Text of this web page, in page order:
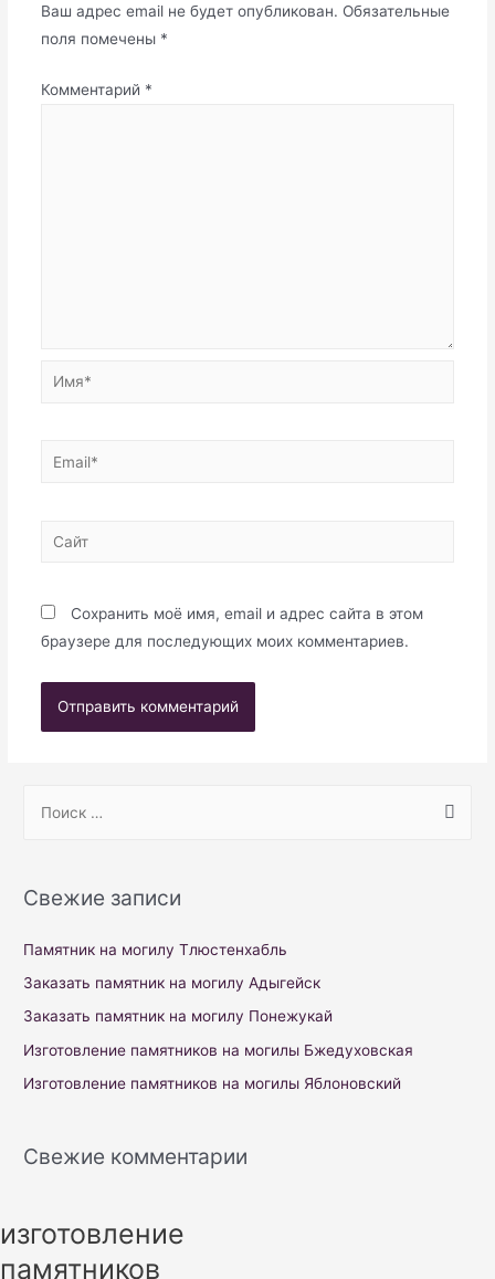
Ваш адрес email не будет опубликован. Обязательные
поля помечены *
Комментарий *
Имя*
Email*
Сайт
Сохранить моё имя, email и адрес сайта в этом
браузере для последующих моих комментариев.
r
h
f
o
Свежие записи
Памятник на могилу Тлюстенхабль
Заказать памятник на могилу Адыгейск
Заказать памятник на могилу Понежукай
Изготовление памятников на могилы Бжедуховская
Изготовление памятников на могилы Яблоновский
Свежие комментарии
изготовление
памятников